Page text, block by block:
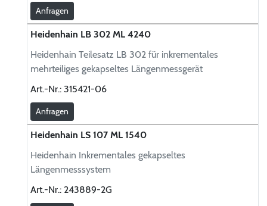
Anfragen
Heidenhain LB 302 ML 4240
Heidenhain Teilesatz LB 302 für inkrementales
mehrteiliges gekapseltes Längenmessgerät
Art.-Nr.: 315421-06
Anfragen
Heidenhain LS 107 ML 1540
Heidenhain Inkrementales gekapseltes
Längenmesssystem
Art.-Nr.: 243889-2G